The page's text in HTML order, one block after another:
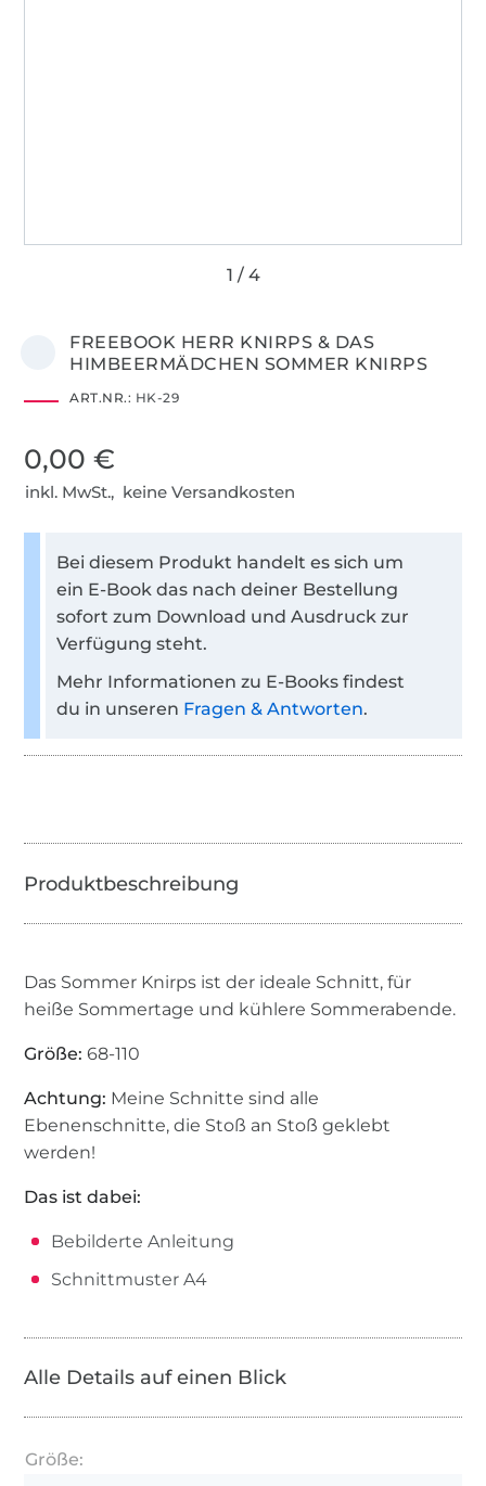
FREEBOOK HERR KNIRPS & DAS
HIMBEERMÄDCHEN SOMMER KNIRPS
ART.NR.: HK-29
0,00 €
inkl. MwSt., keine Versandkosten
Bei diesem Produkt handelt es sich um
ein E-Book das nach deiner Bestellung
sofort zum Download und Ausdruck zur
Verfügung steht.
Mehr Informationen zu E-Books findest
du in unseren Fragen & Antworten.
Das Sommer Knirps ist der ideale Schnitt, für
heiße Sommertage und kühlere Sommerabende.
Größe: 68-110
Achtung: Meine Schnitte sind alle
Ebenenschnitte, die Stoß an Stoß geklebt
werden!
Das ist dabei:
Bebilderte Anleitung
Schnittmuster A4
Alle Details auf einen Blick
Größe: